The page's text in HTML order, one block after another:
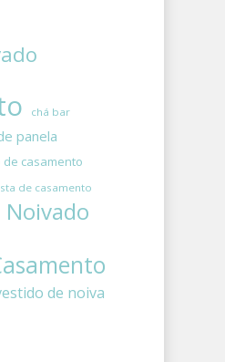
chá bar
panela
de casamento
de casamento
Noivado
de noiva